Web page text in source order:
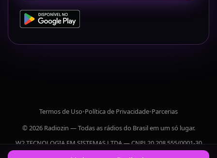
Termos de Uso•Política de Privacidade•Parcerias
© 2026 Radiozin — Todas as rádios do Brasil em um só lugar.
W2 TECNOLOGIA EM SISTEMAS LTDA — CNPJ 20.208.555/0001-30